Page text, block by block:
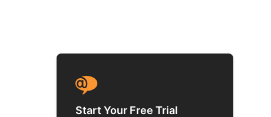
Start Your Free Trial